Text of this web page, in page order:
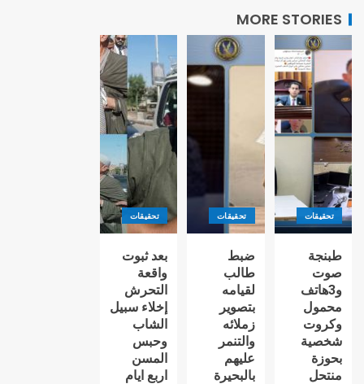
MORE STORIES
تحقيقات
طبنجة
صوت
و3هاتف
محمول
وكروت
شخصية
بحوزة
منتحل
تحقيقات
ضبط
طالب
لقيامه
بتصوير
زملائه
والتنمر
عليهم
بالبحيرة
تحقيقات
بعد ثبوت
واقعة
التحرش
إخلاء سبيل
الشاب
وحبس
المسن
اربع ايام